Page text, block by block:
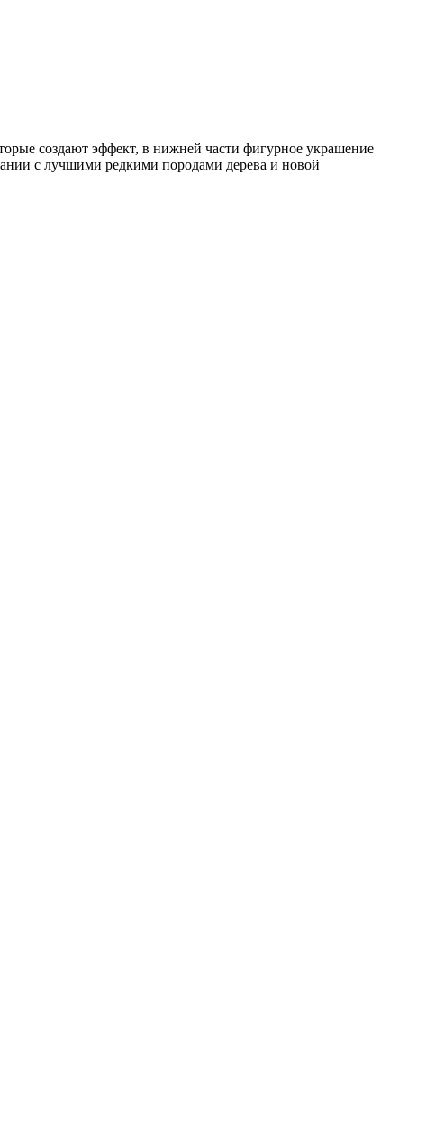
создают эффект, в нижней части фигурное украшение
с лучшими редкими породами дерева и новой